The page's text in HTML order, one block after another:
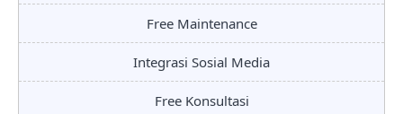
Free Maintenance
Integrasi Sosial Media
Free Konsultasi